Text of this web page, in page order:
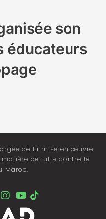
son
éducateurs
de la mise en œuvre
de lutte contre le
Maroc.